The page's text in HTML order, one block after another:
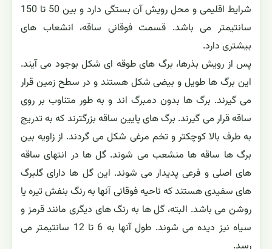
شرایط اقلیمی و محل رویش آن بستگی دارد و بین 50 تا 150
سانتیمتر می باشد. قسمت فوقانی ساقه، انشعاب های
بیشتری دارد.
پس از رویش بذرها، برگ های طوقه ای شکل بوجود می آیند.
این برگ ها طویل و بیضی شکل هستند و در سطح زمین قرار
می گیرند. برگ ها بدون دمبرگ اند و به طور متناوب بر روی
ساقه قرار می گیرند. برگ های پایین ساقه بزرگترند که به تدریج
به طرف بالا کوچکتر و تخم مرغی شکل می گردند. از زاویه بین
برگ ها ساقه ها منشعب می شوند. گل ها در انتهای ساقه
های اصلی و فرعی پدیدار می شوند. این گل ها دارای گلبرگ
های سفیدی هستند که ناحیه فوقانی آنها به رنگ بنفش تیره یا
روشن می باشد. البته، گل ها به رنگ های دیگری مانند قرمز و
سیاه نیز دیده می شوند. طول آنها به 6 تا 12 سانتیمتر می